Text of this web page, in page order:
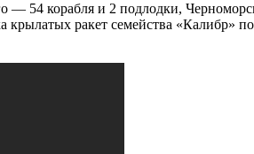
— 54 корабля и 2 подлодки,
крылатых ракет семейства